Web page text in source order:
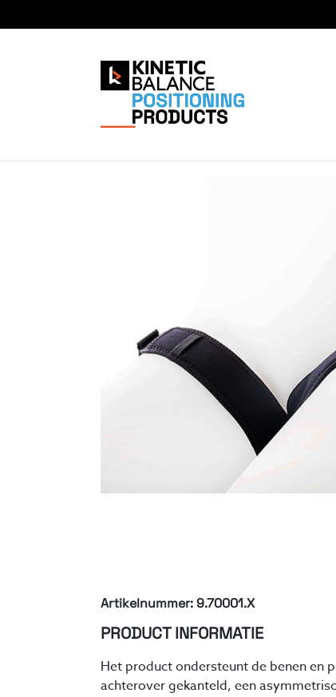
Home Page Shop
Artikelnummer: 9.70001.X
PRODUCT INFORMATIE
Het product ondersteunt de benen en
achterover gekanteld, een